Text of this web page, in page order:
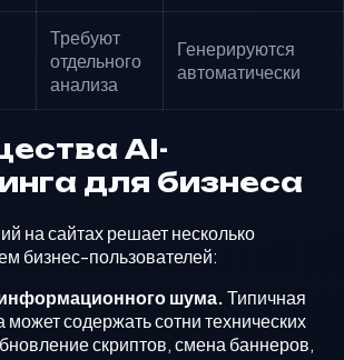
Требуют
отдельного
анализа
Генерируются
автоматически
AI-
для бизнеса
на сайтах решает несколько
бизнес-пользователей:
шума.Типичная
содержать сотни технических
скриптов, смена баннеров,